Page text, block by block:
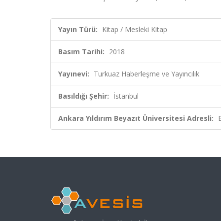
Yayın Türü: Kitap / Mesleki Kitap
Basım Tarihi: 2018
Yayınevi: Turkuaz Haberleşme ve Yayıncılık
Basıldığı Şehir: İstanbul
Ankara Yıldırım Beyazıt Üniversitesi Adresli: